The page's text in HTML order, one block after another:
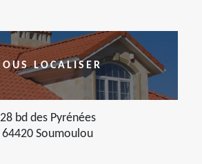
LOCALISER
28 bd des Pyrénées
64420 Soumoulou